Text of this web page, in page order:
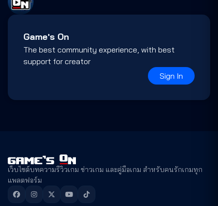
Game's On
The best community experience, with best
support for creator
Sign In
เว็บไซต์บทความรีวิวเกม ข่าวเกม และคู่มือเกม สำหรับคนรักเกมทุก
แพลตฟอร์ม